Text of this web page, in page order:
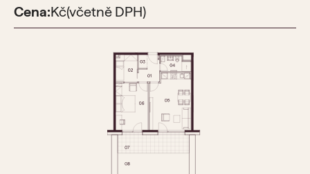
Cena:Kč(včetně DPH)